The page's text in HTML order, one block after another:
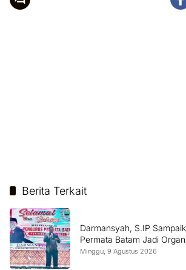
Berita Terkait
Darmansyah, S.IP
Permata Batam Jadi
Minggu, 9 Agustus 2026